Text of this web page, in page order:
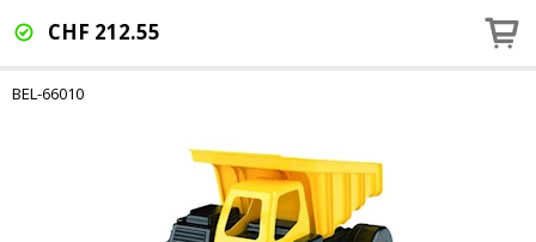
CHF 212.55
BEL-66010